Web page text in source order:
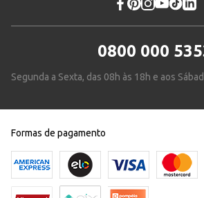
0800 000
Segunda a Sexta, das 08h às 18h e aos
Formas de pagamento